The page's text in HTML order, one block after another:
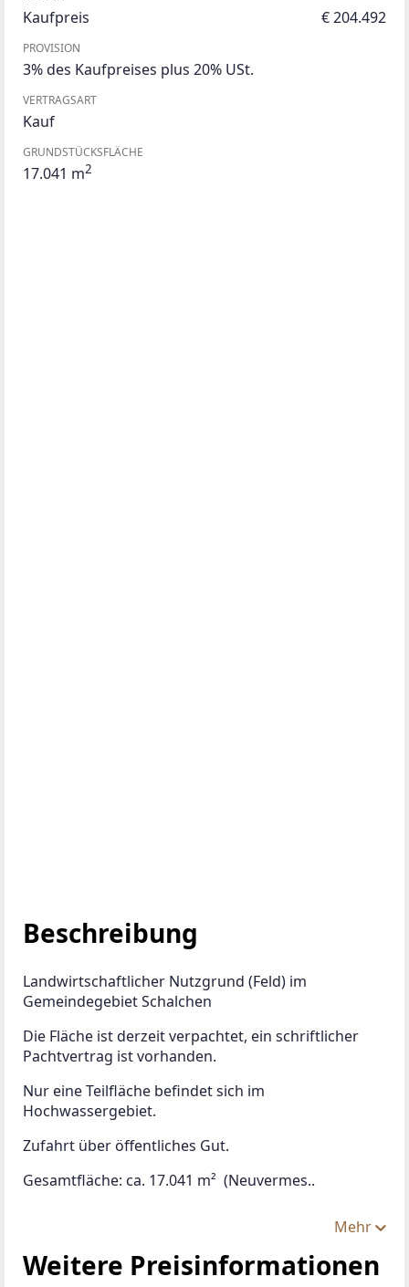
Kaufpreis € 204.492
PROVISION
3% des Kaufpreises plus 20% USt.
VERTRAGSART
Kauf
GRUNDSTÜCKSFLÄCHE
17.041 m2
Beschreibung
Landwirtschaftlicher Nutzgrund (Feld) im
Gemeindegebiet Schalchen
Die Fläche ist derzeit verpachtet, ein schriftlicher
Pachtvertrag ist vorhanden.
Nur eine Teilfläche befindet sich im
Hochwassergebiet.
Zufahrt über öffentliches Gut.
Gesamtfläche: ca. 17.041 m²  (Neuvermes..
Mehr
Weitere Preisinformationen